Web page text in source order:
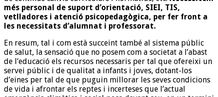
més personal de suport d’orientació, SIEI, TIS,
vetlladores i atenció psicopedagògica, per fer front a
les necessitats d’alumnat i professorat.
En resum, tal i com està succeint també al sistema públic
de salut, la sensació que no posem com a societat a l’abast
de l’educació els recursos necessaris per tal que ofereixi un
servei públic i de qualitat a infants i joves, dotant-los
d’eines per tal de que puguin millorar les seves condicions
de vida i afrontar els reptes i incerteses que l’actual